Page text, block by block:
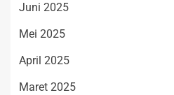
Juni 2025
Mei 2025
April 2025
Maret 2025